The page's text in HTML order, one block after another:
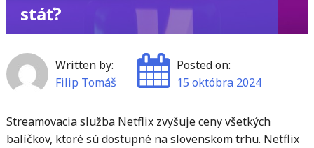
stáť?
Written by:
Filip Tomáš
Posted on:
15 októbra 2024
Streamovacia služba Netflix zvyšuje ceny všetkých
balíčkov, ktoré sú dostupné na slovenskom trhu. Netflix